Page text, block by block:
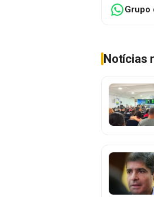
Grupo
Notícias